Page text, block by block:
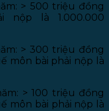
> 500 triệu đồng
là 1.000.000
> 300 triệu đồng
môn bài phải nộp là
> 100 triệu đồng
môn bài phải nộp là